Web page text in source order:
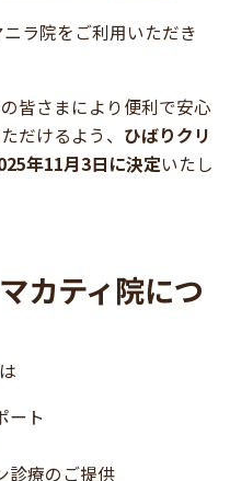
ラ院をご利用いただき
皆さまにより便利で安心
だけるよう、 ひばりクリ
年11月3日に決定いたし
カティ院につ
ート
診療のご提供